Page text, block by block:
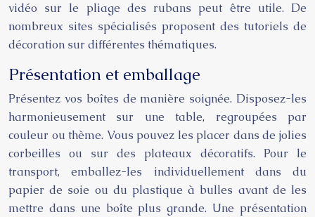
vidéo sur le pliage des rubans peut être utile. De
nombreux sites spécialisés proposent des tutoriels de
décoration sur différentes thématiques.
Présentation et emballage
Présentez vos boîtes de manière soignée. Disposez-les
harmonieusement sur une table, regroupées par
couleur ou thème. Vous pouvez les placer dans de jolies
corbeilles ou sur des plateaux décoratifs. Pour le
transport, emballez-les individuellement dans du
papier de soie ou du plastique à bulles avant de les
mettre dans une boîte plus grande. Une présentation